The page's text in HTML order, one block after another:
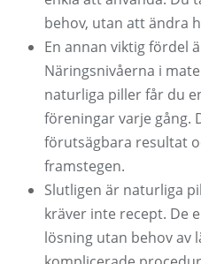
behov, utan att ändra
En annan viktig fördel
Näringsnivåerna i
naturliga piller får du
föreningar varje gång.
förutsägbara resultat
framstegen.
Slutligen är naturliga
kräver inte recept. De
lösning utan behov av